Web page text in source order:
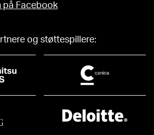
på Facebook
og støttespillere: